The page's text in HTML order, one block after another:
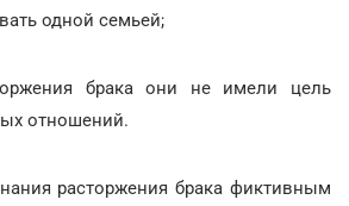
одной семьей;
брака они не имели цель
отношений.
расторжения брака фиктивным